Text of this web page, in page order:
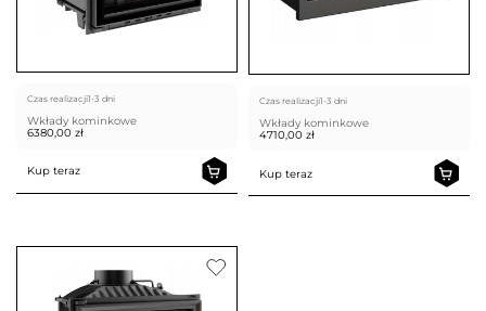
Czas realizacji1-3 dni
Wkłady kominkowe
6380,00 zł
Kup teraz
Czas realizacji1-3 dni
Wkłady kominkowe
4710,00 zł
Kup teraz